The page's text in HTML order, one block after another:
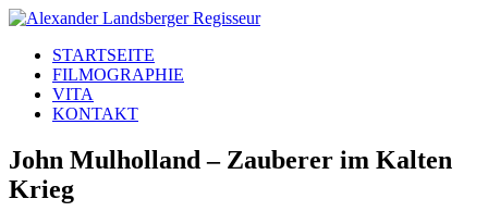
STARTSEITE
FILMOGRAPHIE
VITA
KONTAKT
John Mulholland – Zauberer im Kalten
Krieg